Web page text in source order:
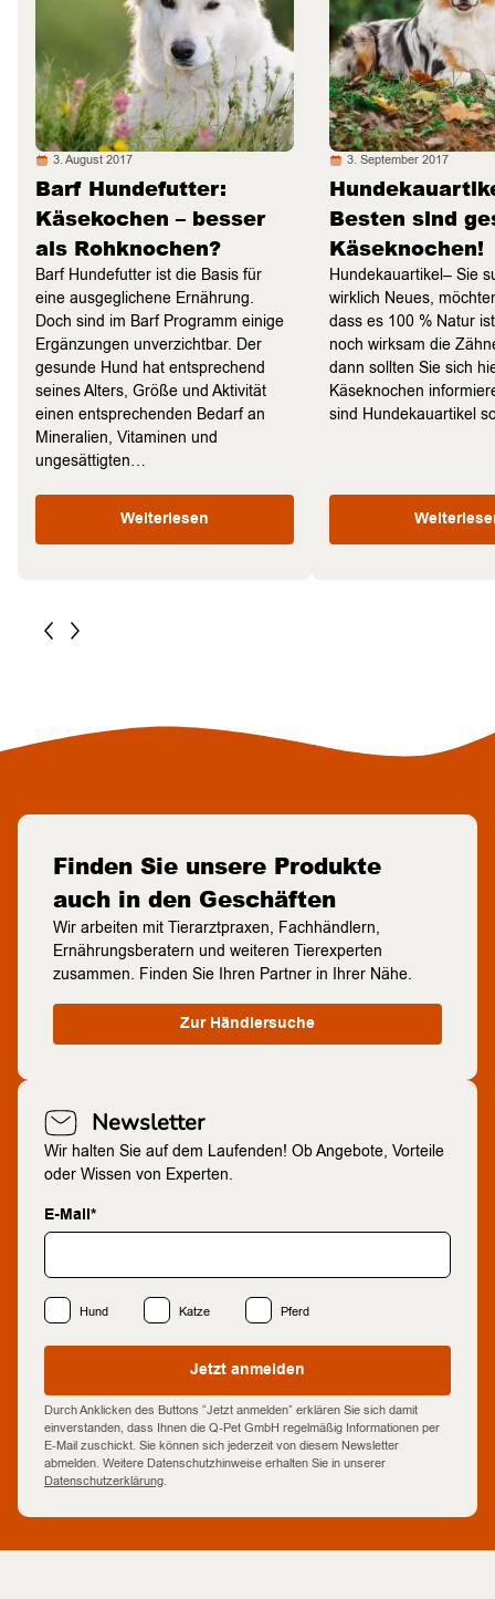
3. August 2017
Barf Hundefutter:
Käsekochen – besser
als Rohknochen?
Barf Hundefutter ist die Basis für
eine ausgeglichene Ernährung.
Doch sind im Barf Programm einige
Ergänzungen unverzichtbar. Der
gesunde Hund hat entsprechend
seines Alters, Größe und Aktivität
einen entsprechenden Bedarf an
Mineralien, Vitaminen und
ungesättigten…
Weiterlesen
3. September 2017
Besten sind
Käseknochen!
Hundekauartikel– Sie
wirklich Neues,
dass es 100 % Natur
noch wirksam die
dann sollten Sie sich
Käseknochen
sind Hundekauartikel
Finden Sie unsere Produkte
auch in den Geschäften
Wir arbeiten mit Tierarztpraxen, Fachhändlern,
Ernährungsberatern und weiteren Tierexperten
zusammen. Finden Sie Ihren Partner in Ihrer Nähe.
Zur Händlersuche
Newsletter
Wir halten Sie auf dem Laufenden! Ob Angebote, Vorteile
oder Wissen von Experten.
E-Mail*
Hund Katze Pferd
Jetzt anmelden
Durch Anklicken des Buttons “Jetzt anmelden” erklären Sie sich damit
einverstanden, dass Ihnen die Q-Pet GmbH regelmäßig Informationen per
E-Mail zuschickt. Sie können sich jederzeit von diesem Newsletter
abmelden. Weitere Datenschutzhinweise erhalten Sie in unserer
Datenschutzerklärung.